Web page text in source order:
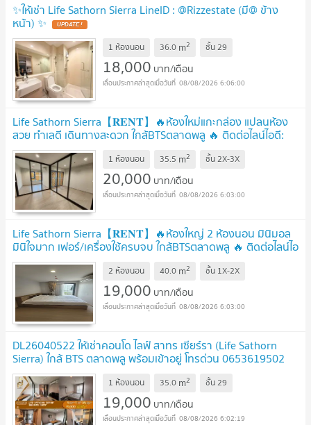
✨ให้เช่า Life Sathorn Sierra LineID : @Rizzestate (มี@ ข้าง
หน้า) ✨
1 ห้องนอน 36.0 m2 ชั้น29
18,000 บาท/เดือน
08/08/2026 6:06:00
Life Sathorn Sierra【𝐑𝐄𝐍𝐓】🔥ห้องใหม่แกะกล่อง แปลนห้อง
สวย ทำเลดี เดินทางสะดวก ใกล้BTSตลาดพลู 🔥 ติดต่อไลน์ไอดี:
@hacondo
1 ห้องนอน 35.5 m2 ชั้น2X-3X
20,000 บาท/เดือน
08/08/2026 6:03:00
Life Sathorn Sierra【𝐑𝐄𝐍𝐓】🔥ห้องใหญ่ 2 ห้องนอน มินิมอล
มินิใจมาก เฟอร์/เครื่องใช้ครบจบ ใกล้BTSตลาดพลู 🔥 ติดต่อไลน์ไอ
ดี: @hacondo
2 ห้องนอน 40.0 m2 ชั้น 1X-2X
19,000 บาท/เดือน
08/08/2026 6:03:00
DL26040522 ให้เช่าคอนโด ไลฟ์ สาทร เซียร์รา (Life Sathorn
Sierra) ใกล้ BTS ตลาดพลู พร้อมเข้าอยู่ โทรด่วน 0653619502
LineID @952jdxxk
1 ห้องนอน 35.0 m2 ชั้น29
19,000 บาท/เดือน
08/08/2026 6:02:19